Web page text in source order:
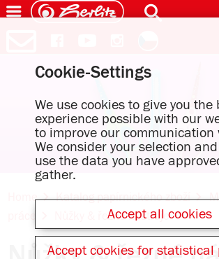
Home Katalog papírnického zboží
Nůžky & řezné nástroje
Cookie-Settings
We use cookies to give you the
experience possible with our
to improve our communication
We consider your selection
use the data you have
gather.
Accept all cookies
Accept cookies for statistical